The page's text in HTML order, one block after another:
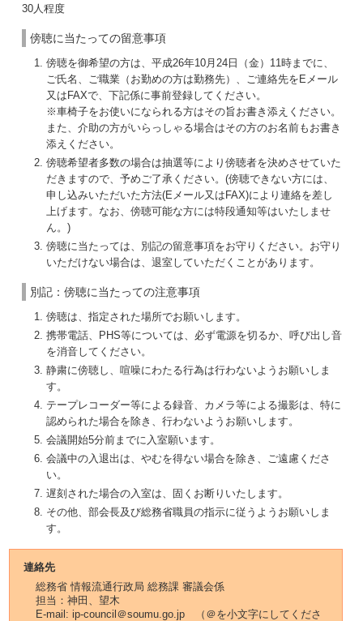
30人程度
傍聴に当たっての留意事項
傍聴を御希望の方は、平成26年10月24日（金）11時までに、
ご氏名、ご職業（お勤めの方は勤務先）、ご連絡先をEメール
又はFAXで、下記係に事前登録してください。
※車椅子をお使いになられる方はその旨お書き添えください。
また、介助の方がいらっしゃる場合はその方のお名前もお書き
添えください。
傍聴希望者多数の場合は抽選等により傍聴者を決めさせていた
だきますので、予めご了承ください。(傍聴できない方には、
申し込みいただいた方法(Eメール又はFAX)により連絡を差し
上げます。なお、傍聴可能な方には特段通知等はいたしませ
ん。)
傍聴に当たっては、別記の留意事項をお守りください。お守り
いただけない場合は、退室していただくことがあります。
別記：傍聴に当たっての注意事項
傍聴は、指定された場所でお願いします。
携帯電話、PHS等については、必ず電源を切るか、呼び出し音
を消音してください。
静粛に傍聴し、喧噪にわたる行為は行わないようお願いしま
す。
テープレコーダー等による録音、カメラ等による撮影は、特に
認められた場合を除き、行わないようお願いします。
会議開始5分前までに入室願います。
会議中の入退出は、やむを得ない場合を除き、ご遠慮くださ
い。
遅刻された場合の入室は、固くお断りいたします。
その他、部会長及び総務省職員の指示に従うようお願いしま
す。
連絡先
総務省 情報流通行政局 総務課 審議会係
担当：神田、望木
E-mail: ip-council＠soumu.go.jp （＠を小文字にしてくださ